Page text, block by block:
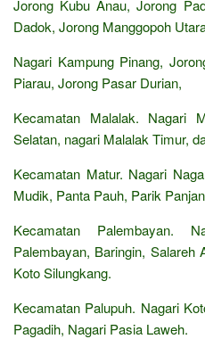
Jorong Kubu Anau, Jorong
Dadok, Jorong Manggopoh
Nagari Kampung Pinang,
Piarau, Jorong Pasar Durian,
Kecamatan Malalak. Nagari
Selatan, nagari Malalak Timur,
Kecamatan Matur. Nagari
Mudik, Panta Pauh, Parik
Kecamatan Palembayan.
Palembayan, Baringin, Salareh
Koto Silungkang.
Kecamatan Palupuh. Nagari
Pagadih, Nagari Pasia Laweh.